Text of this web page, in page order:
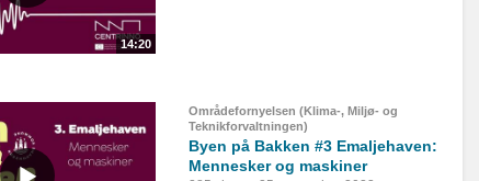
14:20
Områdefornyelsen (Klima-, Miljø- og
Teknikforvaltningen)
Byen på Bakken #3 Emaljehaven:
Mennesker og maskiner